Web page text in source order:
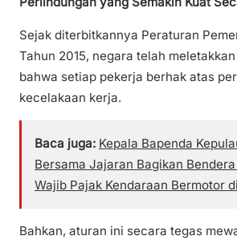
Sejak diterbitkannya Peraturan
Tahun 2015, negara telah
bahwa setiap pekerja berhak atas
kecelakaan kerja.
Baca juga: Kepala Bapenda
Bersama Jajaran Bagikan
Wajib Pajak Kendaraan Bermotor
Bahkan, aturan ini secara tegas